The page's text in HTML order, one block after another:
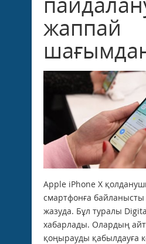
жаппай
Apple iPhone X
смартфонға
жазуда. Бұл туралы
хабарлады. Олардың
қоңырауды қабылдауға